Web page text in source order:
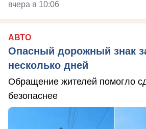
вчера в 10:06
АВТО
Опасный дорожный знак
несколько дней
Обращение жителей помогло
безопаснее